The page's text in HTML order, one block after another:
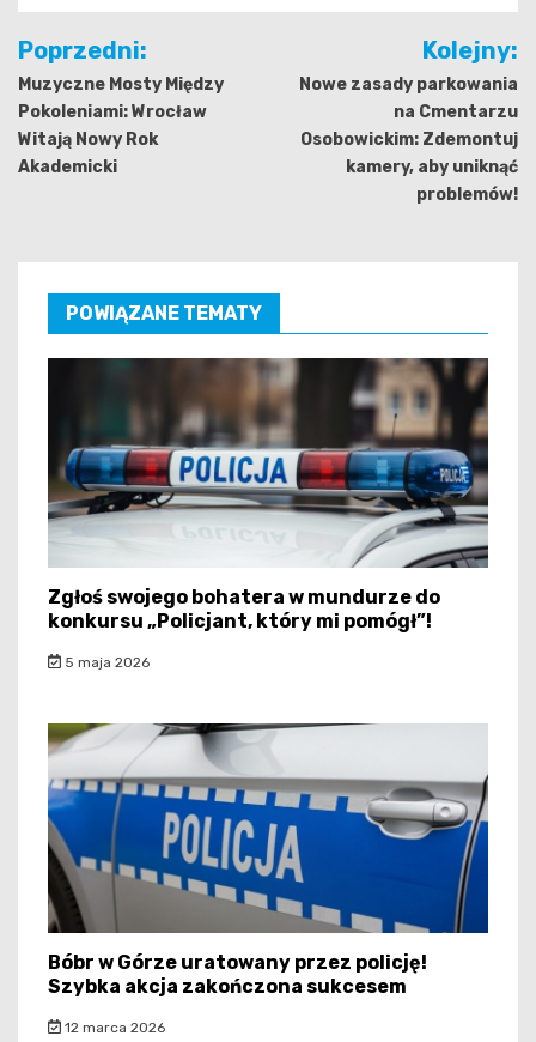
Nawigacja
wpisu
Poprzedni:
Muzyczne Mosty Między
Pokoleniami: Wrocław
Witają Nowy Rok
Akademicki
Kolejny:
Nowe zasady parkowania
na Cmentarzu
Osobowickim: Zdemontuj
kamery, aby uniknąć
problemów!
POWIĄZANE TEMATY
Zgłoś swojego bohatera w mundurze do
konkursu „Policjant, który mi pomógł”!
5 maja 2026
Bóbr w Górze uratowany przez policję!
Szybka akcja zakończona sukcesem
12 marca 2026